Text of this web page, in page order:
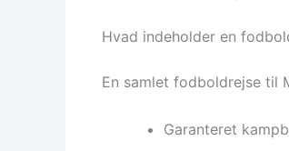
Hvad indeholder en
En samlet fodboldrejse til
Garanteret